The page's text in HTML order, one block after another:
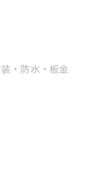
・防水・板金